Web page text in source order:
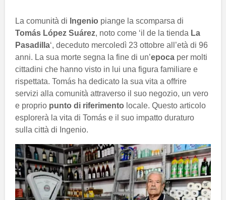
La comunità di Ingenio piange la scomparsa di
Tomás López Suárez, noto come ‘il de la tienda La
Pasadilla‘, deceduto mercoledì 23 ottobre all’età di 96
anni. La sua morte segna la fine di un’epoca per molti
cittadini che hanno visto in lui una figura familiare e
rispettata. Tomás ha dedicato la sua vita a offrire
servizi alla comunità attraverso il suo negozio, un vero
e proprio punto di riferimento locale. Questo articolo
esplorerà la vita di Tomás e il suo impatto duraturo
sulla città di Ingenio.